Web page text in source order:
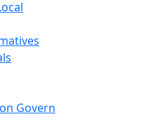
Govern